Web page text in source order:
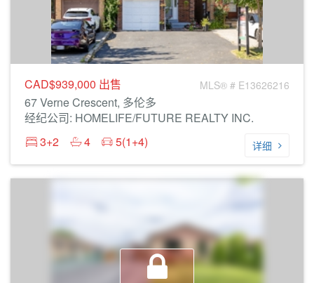
CAD$939,000 出售 MLS® # E13626216
67 Verne Crescent, 多伦多
经纪公司: HOMELIFE/FUTURE REALTY INC.
3+2
4 5(1+4) 详细